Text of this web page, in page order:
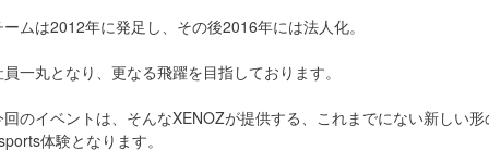
ームは2012年に発足し、その後2016年には法人化。
員一丸となり、更なる飛躍を目指しております。
回のイベントは、そんなXENOZが提供する、これまでにない新しい形
体験となります。